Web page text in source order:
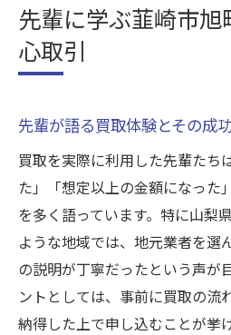
先輩に学ぶ韮崎市
心取引
先輩が語る買取体験とその成
買取を実際に利用した先輩たち
た」「想定以上の金額になった
を多く語っています。特に山梨
ような地域では、地元業者を選
の説明が丁寧だったという声が
ントとしては、事前に買取の流
納得した上で申し込むことが挙